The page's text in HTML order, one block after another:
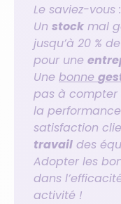
Le saviez-vous :
Un stock mal
jusqu’à 20 %
pour une
Une bonne
pas à
la performance
satisfaction
travail des
Adopter les
dans
activité !